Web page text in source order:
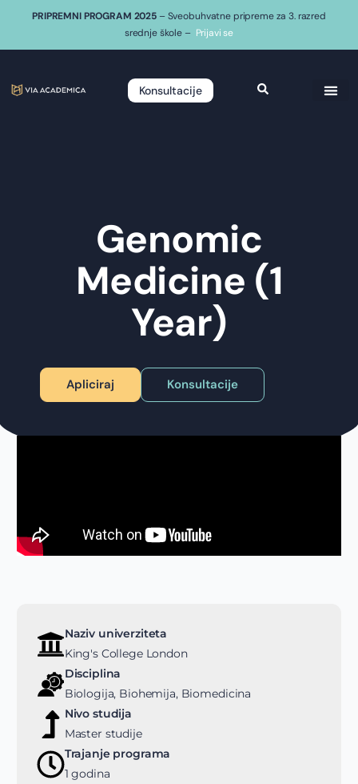
PRIPREMNI PROGRAM 2025 – Sveobuhvatne pripreme za 3. razred
srednje škole – Prijavi se
Konsultacije
Genomic
Medicine (1
Year)
Apliciraj Konsultacije
Naziv univerziteta
King's College London
Disciplina
Biologija, Biohemija, Biomedicina
Nivo studija
Master studije
Trajanje programa
1 godina